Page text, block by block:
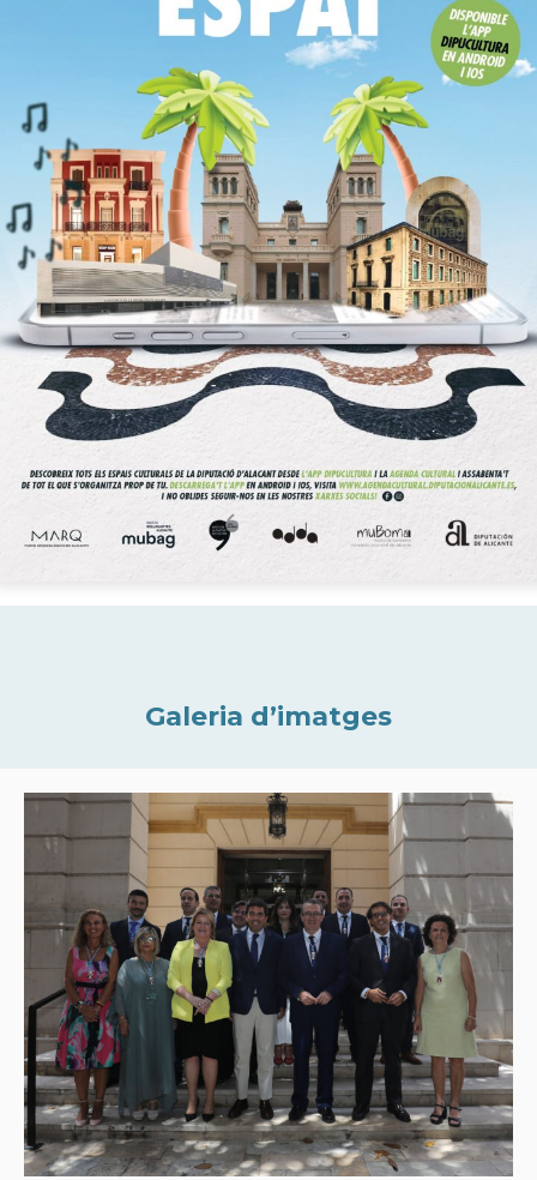
Galeria d’imatges